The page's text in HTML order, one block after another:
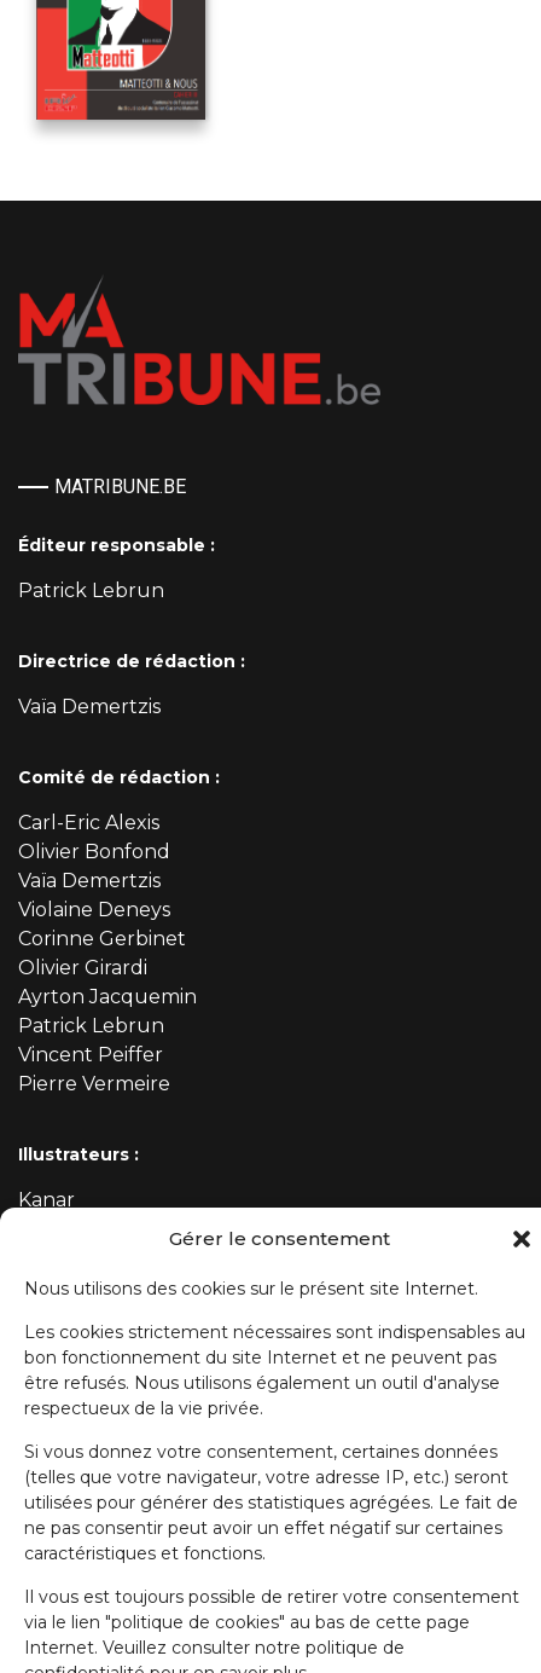
Gérer le consentement
Nous utilisons des cookies sur le présent site Internet.
Les cookies strictement nécessaires sont indispensables au
bon fonctionnement du site Internet et ne peuvent pas
être refusés. Nous utilisons également un outil d'analyse
respectueux de la vie privée.
Si vous donnez votre consentement, certaines données
(telles que votre navigateur, votre adresse IP, etc.) seront
utilisées pour générer des statistiques agrégées. Le fait de
ne pas consentir peut avoir un effet négatif sur certaines
caractéristiques et fonctions.
Il vous est toujours possible de retirer votre consentement
via le lien "politique de cookies" au bas de cette page
Internet. Veuillez consulter notre politique de
MATRIBUNE.BE
Éditeur responsable :
Patrick Lebrun
Directrice de rédaction :
Vaïa Demertzis
Comité de rédaction :
Carl-Eric Alexis
Olivier Bonfond
Vaïa Demertzis
Violaine Deneys
Corinne Gerbinet
Olivier Girardi
Ayrton Jacquemin
Patrick Lebrun
Vincent Peiffer
Pierre Vermeire
Illustrateurs :
Kanar
ABONNEZ-VOUS À NOTRE NEWSLETTER
Prénom
Nom de famille
E-mail
J'accepte la politique de confidentialité.